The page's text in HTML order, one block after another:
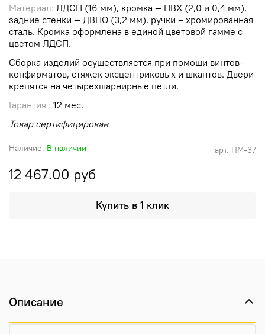
арт. ПМ-37
Наличие: В наличии
12 467.00 руб
Купить в 1 клик
Материал: ЛДСП (16 мм), кромка — ПВХ (2,0 и 0,4 мм),
задние стенки — ДВПО (3,2 мм), ручки – хромированная
сталь. Кромка оформлена в единой цветовой гамме с
цветом ЛДСП.
Сборка изделий осуществляется при помощи винтов-
конфирматов, стяжек эксцентриковых и шкантов. Двери
крепятся на четырехшарнирные петли.
Гарантия : 12 мес.
Товар сертифицирован
Описание